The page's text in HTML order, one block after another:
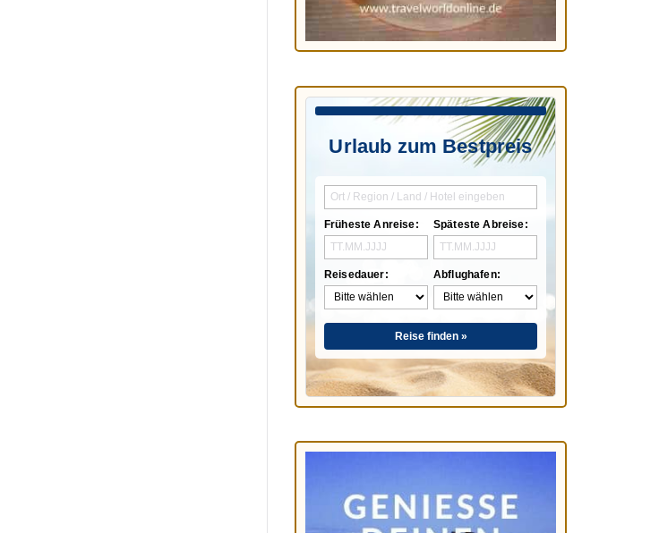
Urlaub zum Bestpreis
Früheste Anreise:
Reisedauer:
Späteste Abreise:
Abflughafen:
Reise finden »